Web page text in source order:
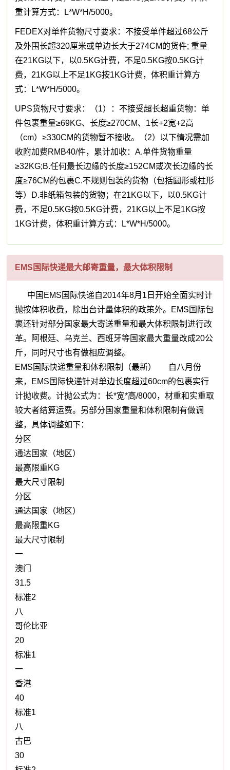
重计算方式：L*W*H/5000。
FEDEX对单件货物尺寸要求：不接受单件超过68公斤
及外围长超320厘米或单边长大于274CM的货件; 重量
在21KG以下，以0.5KG计费，不足0.5KG按0.5KG计
费，21KG以上不足1KG按1KG计费，体积重计算方
式：L*W*H/5000。
UPS货物尺寸要求：（1）：不接受超长超重货物：单
件包裹重量≥69KG、长度≥270CM、1长+2宽+2高
（cm）≥330CM的货物暂不接收。（2）以下情况需加
收附加费RMB40/件，累计加收：A.单件货物重量
≥32KG;B.任何最长边缘的长度≥152CM或次长边缘的长
度≥76CM的包裹C.不规则包装的货物（包括圆形或柱形
等）D.非纸箱包装的货物；在21KG以下，以0.5KG计
费，不足0.5KG按0.5KG计费，21KG以上不足1KG按
1KG计费，体积重计算方式：L*W*H/5000。
EMS国际快递最大邮寄重量，最大体积限制
中国EMS国际快递自2014年8月1日开始全面实时计
抛按体积收费，除出台计量体积的政策外。EMS国际包
裹还针对部分国家最大寄送重量和最大体积限制进行改
革。阿根廷、乌克兰、西班牙等国家最大重量改成20公
斤，同时尺寸也有做相应调整。
EMS国际快递重量和体积限制（最新） 自八月份
来，EMS国际快递针对单边长度超过60cm的包裹实行
计抛收费。计抛公式为：长*宽*高/8000，材重和实重取
较大者结算运费。另部分国家重量和体积限制有做调
整，具体调整如下：
分区
通达国家（地区）
最高限重KG
最大尺寸限制
分区
通达国家（地区）
最高限重KG
最大尺寸限制
一
澳门
31.5
标准2
八
哥伦比亚
20
标准1
一
香港
40
标准1
八
古巴
30